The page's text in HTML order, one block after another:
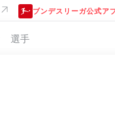
ブンデスリーガ公式ア
選手